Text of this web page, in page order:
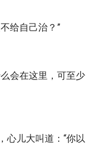
给自己治？”
会在这里，可至少
心儿大叫道：“你以